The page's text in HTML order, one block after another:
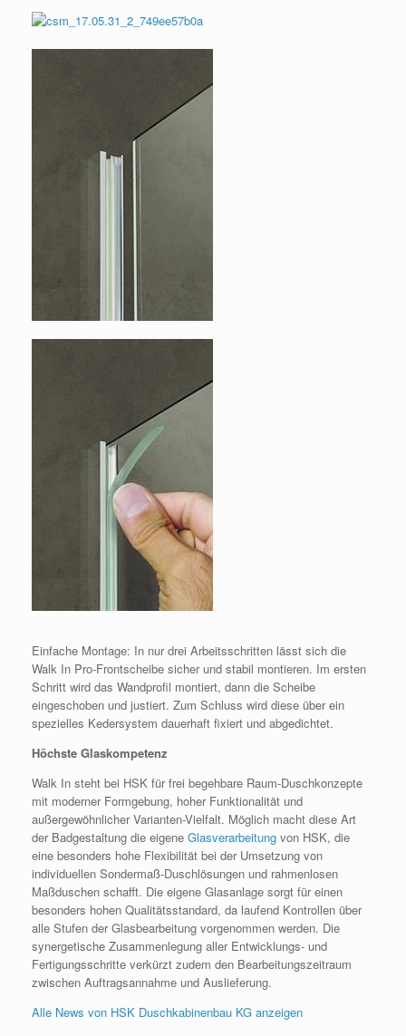
Einfache Montage: In nur drei Arbeitsschritten lässt sich die
Walk In Pro-Frontscheibe sicher und stabil montieren. Im ersten
Schritt wird das Wandprofil montiert, dann die Scheibe
eingeschoben und justiert. Zum Schluss wird diese über ein
spezielles Kedersystem dauerhaft fixiert und abgedichtet.
Höchste Glaskompetenz
Walk In steht bei HSK für frei begehbare Raum-Duschkonzepte
mit moderner Formgebung, hoher Funktionalität und
außergewöhnlicher Varianten-Vielfalt. Möglich macht diese Art
der Badgestaltung die eigene Glasverarbeitung von HSK, die
eine besonders hohe Flexibilität bei der Umsetzung von
individuellen Sondermaß-Duschlösungen und rahmenlosen
Maßduschen schafft. Die eigene Glasanlage sorgt für einen
besonders hohen Qualitätsstandard, da laufend Kontrollen über
alle Stufen der Glasbearbeitung vorgenommen werden. Die
synergetische Zusammenlegung aller Entwicklungs- und
Fertigungsschritte verkürzt zudem den Bearbeitungszeitraum
zwischen Auftragsannahme und Auslieferung.
Alle News von HSK Duschkabinenbau KG anzeigen